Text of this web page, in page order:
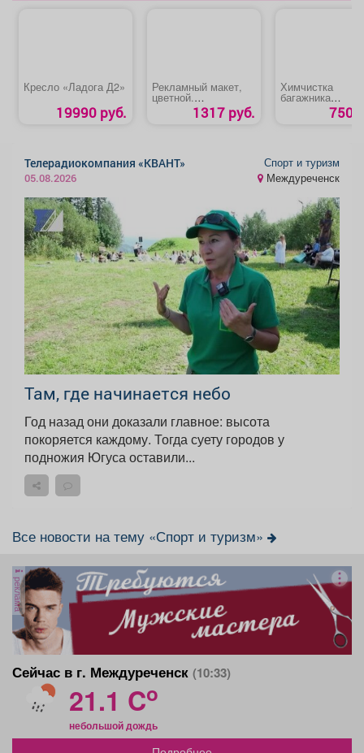
Кресло «Ладога Д2»
19990 руб.
Рекламный макет,
цветной.
Предпоследняя
полоса и вкладка.
1317 руб.
Химчистка
багажника
автомобиля750
Телерадиокомпания «КВАНТ»
05.08.2026
Спорт и туризм
Междуреченск
Там, где начинается небо
Год назад они доказали главное: высота
покоряется каждому. Тогда суету городов у
подножия Югуса оставили...
Все новости на тему «Спорт и туризм»
реклама
Сейчас в г. Междуреченск (10:33)
21.1 Co
небольшой дождь